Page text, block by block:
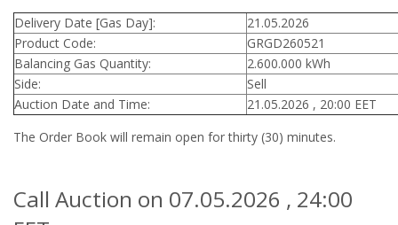
Delivery Date [Gas Day]:
21.05.2026
Product Code:
GRGD260521
Balancing Gas Quantity:
2.600.000 kWh
Side:
Sell
Auction Date and Time:
21.05.2026 , 20:00 EET
The Order Book will remain open for thirty (30) minutes.
Call Auction on 07.05.2026 , 24:00